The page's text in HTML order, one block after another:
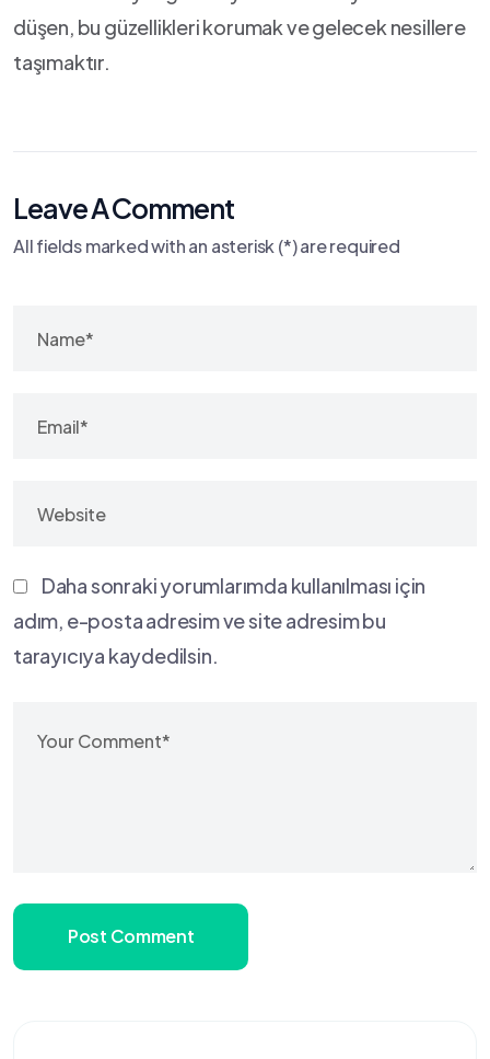
düşen, bu güzellikleri korumak ve gelecek nesillere
taşımaktır.
Leave A Comment
All fields marked with an asterisk (*) are required
Daha sonraki yorumlarımda kullanılması için
adım, e-posta adresim ve site adresim bu
tarayıcıya kaydedilsin.
Post Comment